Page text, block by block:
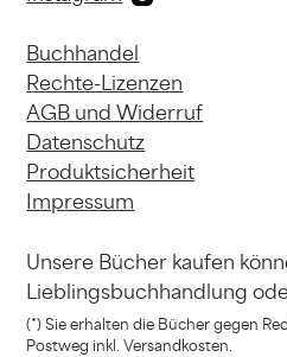
Buchhandel
Rechte-Lizenzen
AGB und Widerruf
Datenschutz
Produktsicherheit
Impressum
Unsere Bücher kaufen
Lieblingsbuchhandlung
(*) Sie erhalten die Bücher gegen
Postweg inkl. Versandkosten.